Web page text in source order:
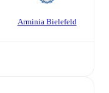
Arminia Bielefeld